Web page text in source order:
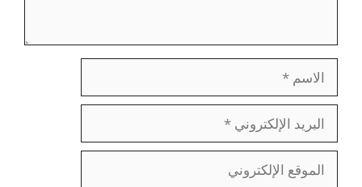
الإلكتروني
الإلكتروني